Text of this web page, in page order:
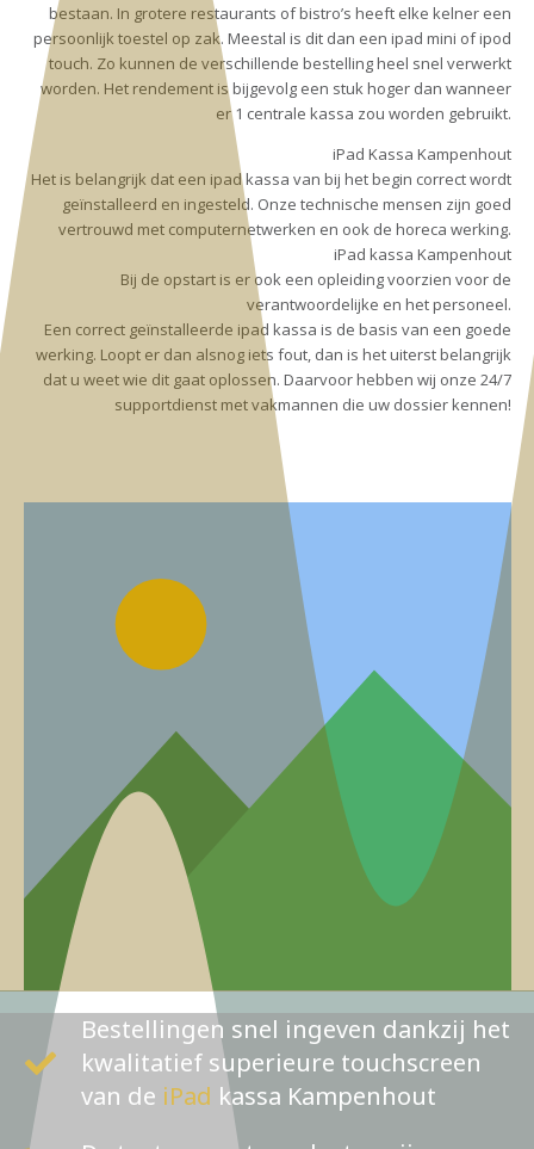
bestaan. In grotere restaurants of bistro’s heeft elke kelner een
persoonlijk toestel op zak. Meestal is dit dan een ipad mini of ipod
touch. Zo kunnen de verschillende bestelling heel snel verwerkt
worden. Het rendement is bijgevolg een stuk hoger dan wanneer
er 1 centrale kassa zou worden gebruikt.
iPad Kassa Kampenhout
Het is belangrijk dat een ipad kassa van bij het begin correct wordt
geïnstalleerd en ingesteld. Onze technische mensen zijn goed
vertrouwd met computernetwerken en ook de horeca werking.
iPad kassa Kampenhout
Bij de opstart is er ook een opleiding voorzien voor de
verantwoordelijke en het personeel.
Een correct geïnstalleerde ipad kassa is de basis van een goede
werking. Loopt er dan alsnog iets fout, dan is het uiterst belangrijk
dat u weet wie dit gaat oplossen. Daarvoor hebben wij onze 24/7
supportdienst met vakmannen die uw dossier kennen!
Bestellingen snel ingeven dankzij het
kwalitatief superieure touchscreen
van de iPad kassa Kampenhout